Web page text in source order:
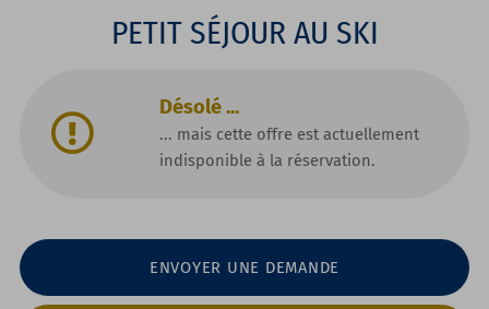
PETIT SÉJOUR AU SKI
Désolé ...
... mais cette offre est actuellement
indisponible à la réservation.
ENVOYER UNE DEMANDE